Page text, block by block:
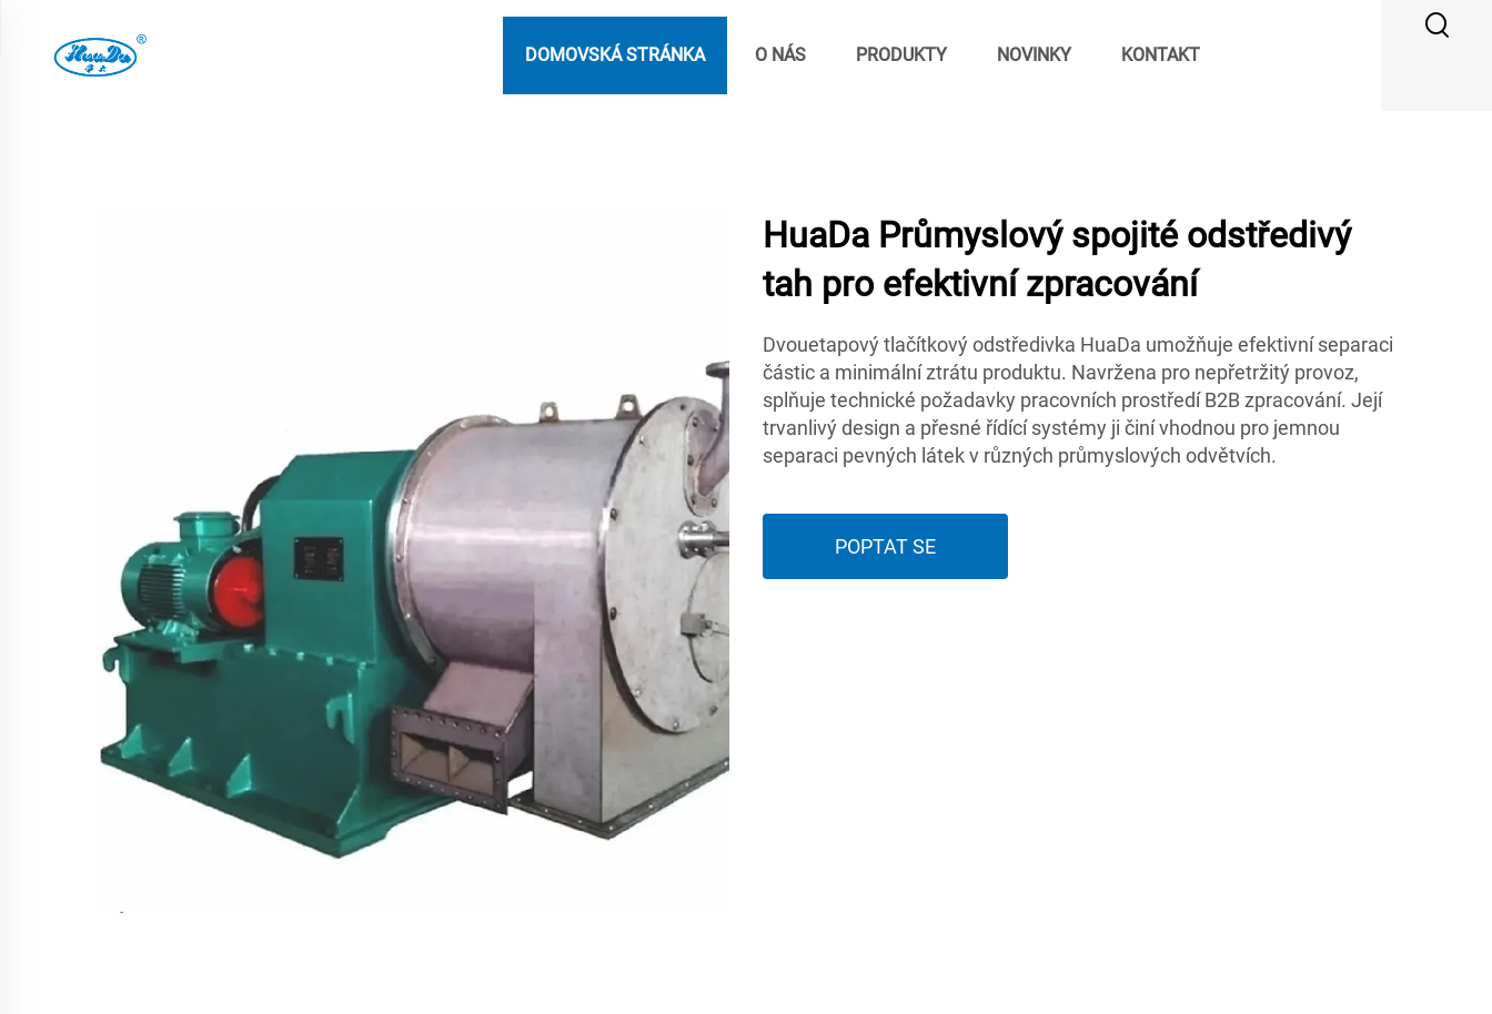
DOMOVSKÁ STRÁNKA O NÁS PRODUKTY NOVINKY KONTAKT
HuaDa Průmyslový spojité odstředivý
tah pro efektivní zpracování
Dvouetapový tlačítkový odstředivka HuaDa umožňuje efektivní separaci
částic a minimální ztrátu produktu. Navržena pro nepřetržitý provoz,
splňuje technické požadavky pracovních prostředí B2B zpracování. Její
trvanlivý design a přesné řídící systémy ji činí vhodnou pro jemnou
separaci pevných látek v různých průmyslových odvětvích.
POPTAT SE